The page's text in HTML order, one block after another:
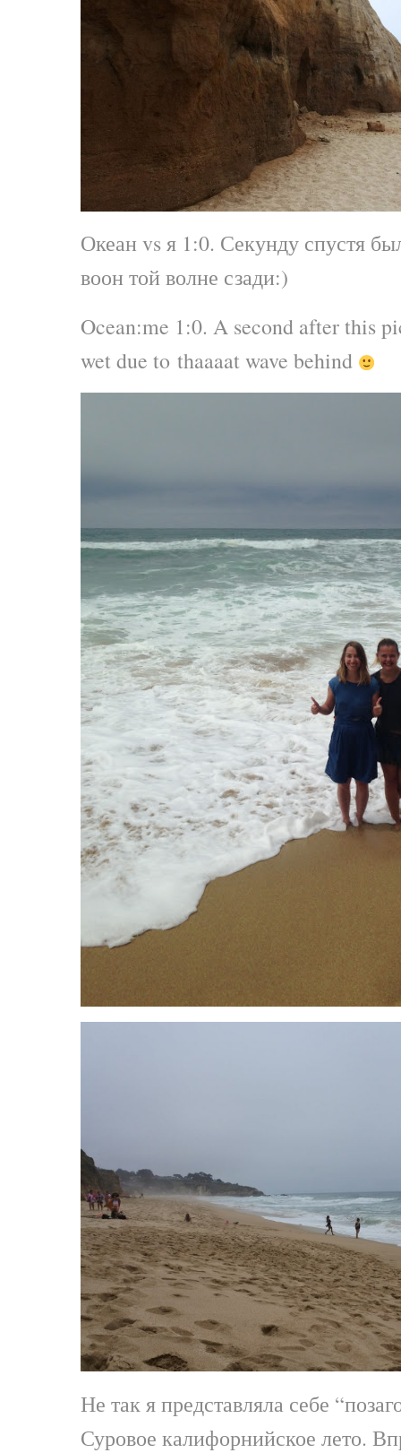
Океан vs я 1:0. Секунду спустя
воон той волне сзади:)
Ocean:me 1:0. A second after this
wet due to thaaaat wave behind
Не так я представляла себе
Суровое калифорнийское лето.